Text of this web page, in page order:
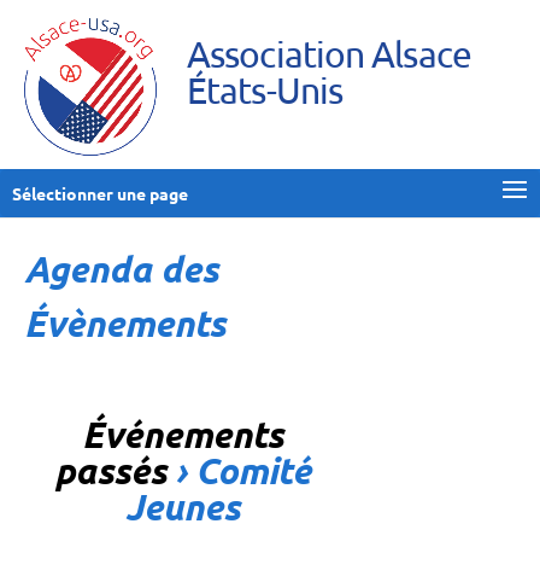
Association Alsace
États-Unis
Sélectionner une page
Agenda des
Évènements
Événements
passés› Comité
Jeunes